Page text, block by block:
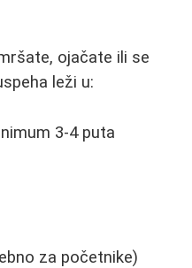
ojačate ili se
leži u:
3-4 puta
za početnike)